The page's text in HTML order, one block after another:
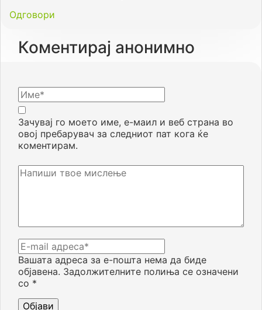
Одговори
Коментирај анонимно
Вашата адреса за е-пошта нема да биде
објавена. Задолжителните полиња се означени
со *
Зачувај го моето име, е-маил и веб страна во
овој пребарувач за следниот пат кога ќе
коментирам.